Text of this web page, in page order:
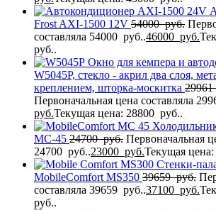
Frost AXI-1500 12V 54000руб.
составляла 54000 руб..46000 руб.
руб..
Окно для кемпера и
W5045P, стекло - акрил два слоя,
креплением, шторка-москитка 29961
Первоначальная цена составляла
руб.Текущая цена: 28800 руб..
MC-45 24700руб. Первоначальная
24700 руб..23000 руб.Текущая
Стенки-
MobileComfort MS350 39659руб.
составляла 39659 руб..37100 руб.
руб..